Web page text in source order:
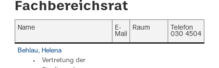
Fachbereichsrat
Name
E-
Mail
Raum
Telefon
030 4504
Behlau, Helena
Vertretung der